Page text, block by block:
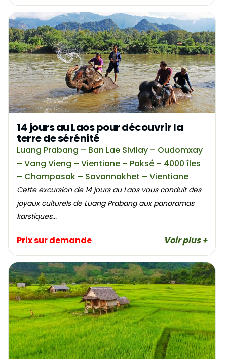
14 jours au Laos pour découvrir la
terre de sérénité
Luang Prabang – Ban Lae Sivilay – Oudomxay
– Vang Vieng – Vientiane – Paksé – 4000 îles
– Champasak – Savannakhet – Vientiane
Cette excursion de 14 jours au Laos vous conduit des
joyaux culturels de Luang Prabang aux panoramas
karstiques...
Prix sur demande Voir plus +